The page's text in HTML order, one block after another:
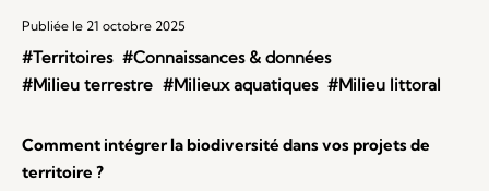
Publiée le 21 octobre 2025
#Territoires #Connaissances & données
#Milieu terrestre #Milieux aquatiques #Milieu littoral
Comment intégrer la biodiversité dans vos projets de
territoire ?